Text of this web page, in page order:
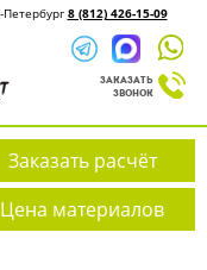
С-
Заказать расчёт
Цена материалов